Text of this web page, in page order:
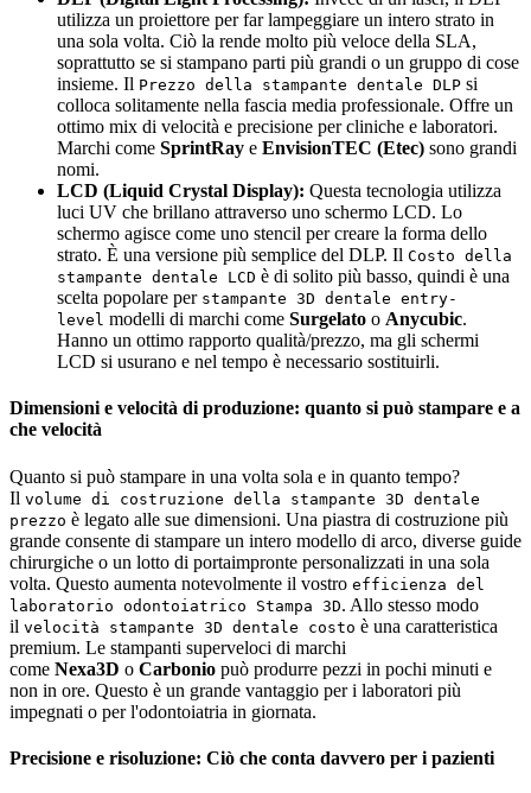
utilizza un proiettore per far lampeggiare un intero strato in
una sola volta. Ciò la rende molto più veloce della SLA,
soprattutto se si stampano parti più grandi o un gruppo di cose
insieme. Il Prezzo della stampante dentale DLP si
colloca solitamente nella fascia media professionale. Offre un
ottimo mix di velocità e precisione per cliniche e laboratori.
Marchi come SprintRay e EnvisionTEC (Etec) sono grandi
nomi.
LCD (Liquid Crystal Display): Questa tecnologia utilizza
luci UV che brillano attraverso uno schermo LCD. Lo
schermo agisce come uno stencil per creare la forma dello
strato. È una versione più semplice del DLP. Il Costo della
stampante dentale LCD è di solito più basso, quindi è una
scelta popolare per stampante 3D dentale entry-
level modelli di marchi come Surgelato o Anycubic.
Hanno un ottimo rapporto qualità/prezzo, ma gli schermi
LCD si usurano e nel tempo è necessario sostituirli.
Dimensioni e velocità di produzione: quanto si può stampare e a
che velocità
Quanto si può stampare in una volta sola e in quanto tempo?
Il volume di costruzione della stampante 3D dentale
prezzo è legato alle sue dimensioni. Una piastra di costruzione più
grande consente di stampare un intero modello di arco, diverse guide
chirurgiche o un lotto di portaimpronte personalizzati in una sola
volta. Questo aumenta notevolmente il vostro efficienza del
laboratorio odontoiatrico Stampa 3D. Allo stesso modo
il velocità stampante 3D dentale costo è una caratteristica
premium. Le stampanti superveloci di marchi
come Nexa3D o Carbonio può produrre pezzi in pochi minuti e
non in ore. Questo è un grande vantaggio per i laboratori più
impegnati o per l'odontoiatria in giornata.
Precisione e risoluzione: Ciò che conta davvero per i pazienti